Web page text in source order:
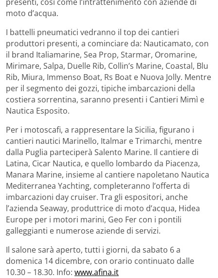
moto d’acqua.
I battelli pneumatici vedranno il top dei cantieri
produttori presenti, a cominciare da: Nauticamato, con
il brand Italiamarine, Sea Prop, Starmar, Oromarine,
Mirimare, Salpa, Duelle Rib, Collin’s Marine, Coastal, Blu
Rib, Miura, Immenso Boat, Rs Boat e Nuova Jolly. Mentre
per il segmento dei gozzi, tipiche imbarcazioni della
costiera sorrentina, saranno presenti i Cantieri Mimì e
Nautica Esposito.
Per i motoscafi, a rappresentare la Sicilia, figurano i
cantieri nautici Marinello, Italmar e Trimarchi, mentre
dalla Puglia parteciperà Salento Marine. Il cantiere di
Latina, Cicar Nautica, e quello lombardo da Piacenza,
Manara Marine, insieme al cantiere napoletano Nautica
Mediterranea Yachting, completeranno l’offerta di
imbarcazioni day cruiser. Tra gli espositori, anche
l’azienda Seaway, produttrice di moto d’acqua, Hidea
Europe per i motori marini, Geo Fer con i pontili
galleggianti e numerose aziende di servizi.
Il salone sarà aperto, tutti i giorni, da sabato 6 a
domenica 14 dicembre, con orario continuato dalle
10.30 – 18.30. Info: www.afina.it